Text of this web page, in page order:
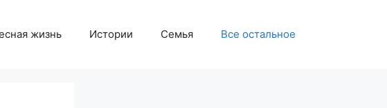
жизнь Истории Семья Все остальное